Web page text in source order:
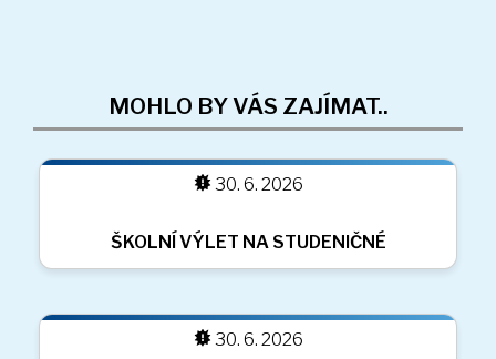
30. 6. 2026
30. 6. 2026